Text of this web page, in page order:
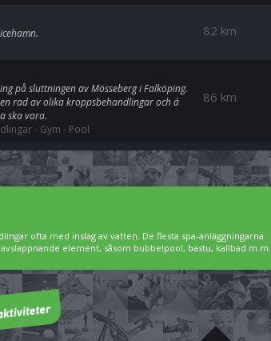
82 km
86 km
på sluttningen av Mösseberg i Falköping.
rad av olika kroppsbehandlingar och á
ska vara.
- Gym - Pool
ofta med inslag av vatten. De flesta spa-anläggningarna
element, såsom bubbelpool, bastu, kallbad m.m.